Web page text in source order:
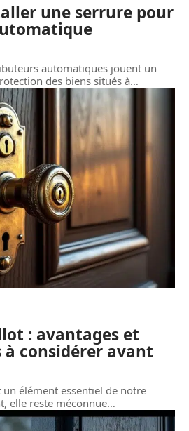
une serrure pour
automatiques jouent un
des biens situés à…
: avantages et
considérer avant
élément essentiel de notre
elle reste méconnue…